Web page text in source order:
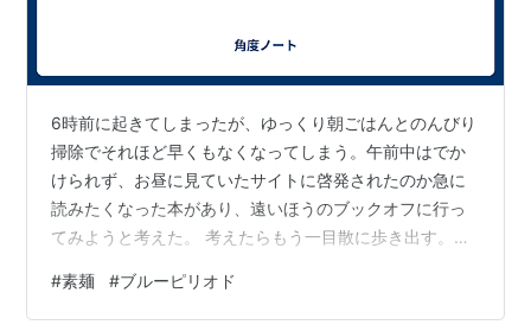
6時前に起きてしまったが、ゆっくり朝ごはんとのんびり
掃除でそれほど早くもなくなってしまう。午前中はでか
けられず、お昼に見ていたサイトに啓発されたのか急に
読みたくなった本があり、遠いほうのブックオフに行っ
てみようと考えた。 考えたらもう一目散に歩き出す。そ
ばらく歩いて漸く辿り着くと本はなかった。シリーズの1
作品もなかったので、すっきりとあきらめが付いた。
#素麺 #ブルーピリオド